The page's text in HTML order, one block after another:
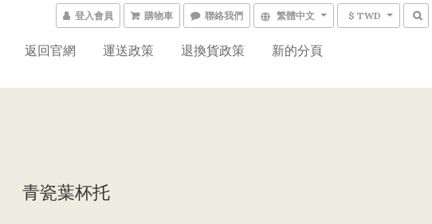
登入會員 購物車 聯絡我們 繁體中文 $ TWD
返回官網 運送政策 退換貨政策 新的分頁
青瓷葉杯托